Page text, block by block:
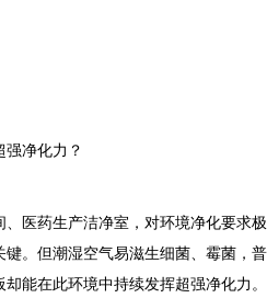
净化力？
医药生产洁净室，对环境净化要求极
键。但潮湿空气易滋生细菌、霉菌，普
却能在此环境中持续发挥超强净化力。